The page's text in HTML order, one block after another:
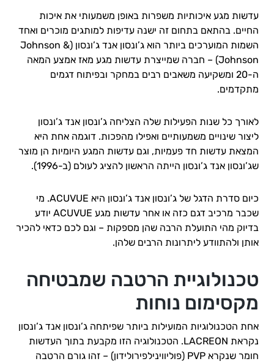
עדשות מגע איכותיות משפרות באופן משמעותי את איכות
החיים. בהתאם בתחום זה ישנה עדיפות למותגים מוכרים ואחד
השמות המוערכים ביותר הוא ג’ונסון אנד ג’ונסון (Johnson &
Johnson) – חברה שמייצרת עדשות מגע מאז אמצע המאה
ה-20 ומשקיעה משאבים רבים במחקר ובפיתוח דגמים
מתקדמים.
לאורך כל שנות הפעילות שלה הצליחה ג’ונסון אנד ג’ונסון
ליצור שינויים משמעותיים ואפילו מהפכות. דוגמה אחת היא
המצאת עדשות חד פעמיות, וגם עדשות המגע היומיות הן מוצר
שג’ונסון אנד ג’ונסון הייתה הראשון להציג לעולם (ב-1996).
כיום סדרת הדגל של ג’ונסון אנד ג’ונסון היא ACUVUE. מי
שכבר מרכיב דגם כזה או אחר עדשות מגע ACUVUE יודע
בדיוק מהי התועלת הרבה שהן מספקות – וגם לכם כדאי להכיר
אותן ולהתוודע ליתרונות הרבים שלהן.
טכנולוגיית הרטבה שמבטיחה
מקסימום נוחות
אחת הטכנולוגיות המועילות ביותר שפיתחה ג’ונסון אנד ג’ונסון
נקראת LACREON‎. הטכנולוגיה הזו מקבעת בתוך העדשות
חומר שנקרא PVP (פוליווינילפירולידון) – זהו גורם הרטבה